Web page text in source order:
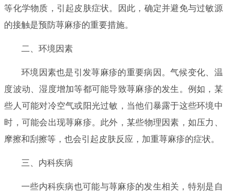
等化学物质，引起皮肤症状。因此，确定并避免与过敏源
的接触是预防荨麻疹的重要措施。
二、环境因素
环境因素也是引发荨麻疹的重要病因。气候变化、温
度波动、湿度增加等都可能导致荨麻疹的发生。例如，某
些人可能对冷空气或阳光过敏，当他们暴露于这些环境中
时，可能会出现荨麻疹。此外，某些物理因素，如压力、
摩擦和刮擦等，也会引起皮肤反应，加重荨麻疹的症状。
三、内科疾病
一些内科疾病也可能与荨麻疹的发生相关，特别是自